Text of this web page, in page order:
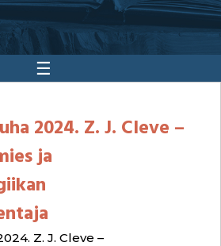
☰
2024. Z. J. Cleve –
ja
Z. J. Cleve –